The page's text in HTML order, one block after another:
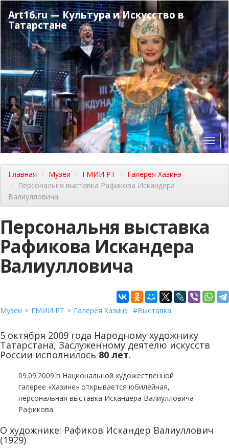
Перейти
к
основному
содержанию
Art16.ru — Культура и Искусство в
Татарстане
Главная Музеи ГМИИ РТ
Галерея Хазинэ
Персональня выставка Рафикова Искандера
Валиулловича
Персональня выставка
Рафикова Искандера
Валиулловича
Музеи ГМИИ РТ Галерея Хазинэ Выставка
5 октября 2009 года Народному художнику
Татарстана, Заслуженному деятелю искусств
России исполнилось 80 лет.
09.09.2009 в Национальной художественной
галерее «Хазине» открывается юбилейная,
персональная выставка Искандера Валиулловича
Рафикова.
О художнике: Рафиков Искандер Валиуллович
(1929)